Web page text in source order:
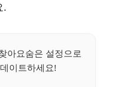
.
아요숨은 설정으로
이트하세요!